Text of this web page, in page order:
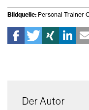
Bildquelle: Personal Trainer
Der Autor